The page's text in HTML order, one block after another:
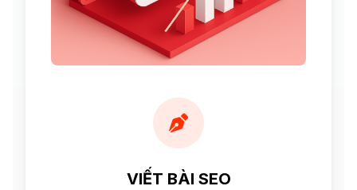
VIẾT BÀI SEO